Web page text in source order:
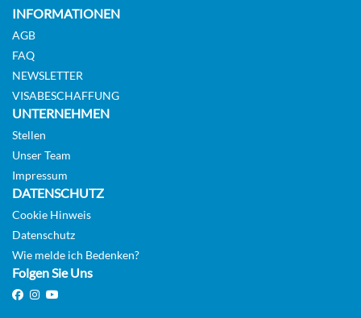
INFORMATIONEN
AGB
FAQ
NEWSLETTER
VISABESCHAFFUNG
UNTERNEHMEN
Stellen
Unser Team
Impressum
DATENSCHUTZ
Cookie Hinweis
Datenschutz
Wie melde ich Bedenken?
Folgen Sie Uns